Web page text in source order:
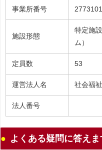
事業所番号
施設形態
特定施
ム）
定員数 53
運営法人名 社会福
法人番号
よくある疑問に答えま